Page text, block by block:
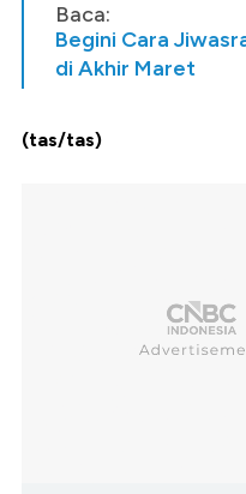
Baca:
Begini Cara
di Akhir Maret
(tas/tas)